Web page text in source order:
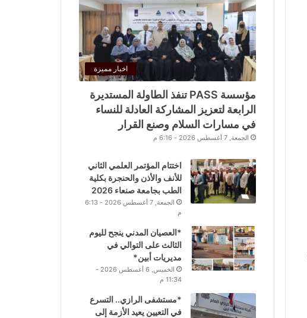
اخبار مميزة
مؤسسة PASS تنفذ الطاولة المستديرة
الرابعة لتعزيز المشاركة العادلة للنساء
في مسارات السلام وصنع القرار
الجمعة, 7 أغسطس 2026 - 6:16 م
اختتام المؤتمر العلمي الثاني
للأنف والأذن والحنجرة بكلية
الطب بجامعة صنعاء 2026
الجمعة, 7 أغسطس 2026 - 6:13
م
*العصيان المدني ينجح لليوم
الثالث على التوالي في
مديريات أبين*
الخميس, 6 أغسطس 2026 -
11:34 م
*مستشفى الرازي.. التسرع
في التعيين يعيد الأزمة إلى